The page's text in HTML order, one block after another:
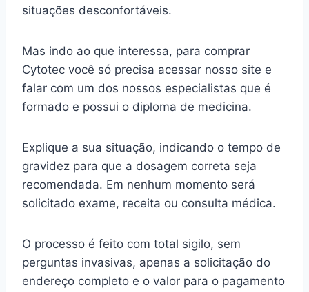
situações desconfortáveis.
Mas indo ao que interessa, para comprar
Cytotec você só precisa acessar nosso site e
falar com um dos nossos especialistas que é
formado e possui o diploma de medicina.
Explique a sua situação, indicando o tempo de
gravidez para que a dosagem correta seja
recomendada. Em nenhum momento será
solicitado exame, receita ou consulta médica.
O processo é feito com total sigilo, sem
perguntas invasivas, apenas a solicitação do
endereço completo e o valor para o pagamento